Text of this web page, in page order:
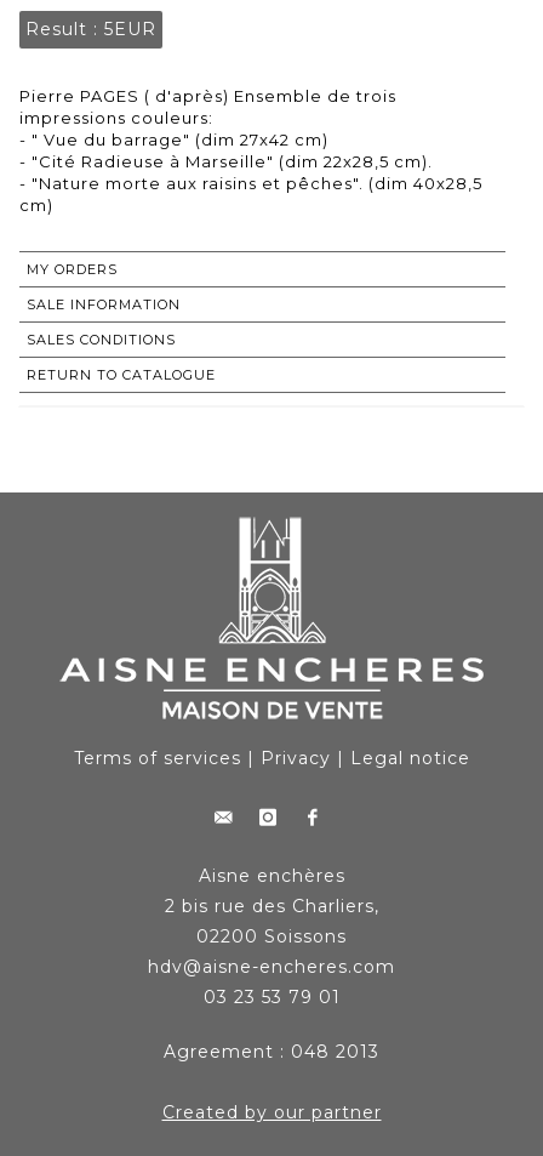
Result : 5EUR
Pierre PAGES ( d'après) Ensemble de trois
impressions couleurs:
- " Vue du barrage" (dim 27x42 cm)
- "Cité Radieuse à Marseille" (dim 22x28,5 cm).
- "Nature morte aux raisins et pêches". (dim 40x28,5
cm)
MY ORDERS
SALE INFORMATION
SALES CONDITIONS
RETURN TO CATALOGUE
Terms of services | Privacy | Legal notice
Aisne enchères
2 bis rue des Charliers,
02200 Soissons
hdv@aisne-encheres.com
03 23 53 79 01
Agreement : 048 2013
Created by our partner